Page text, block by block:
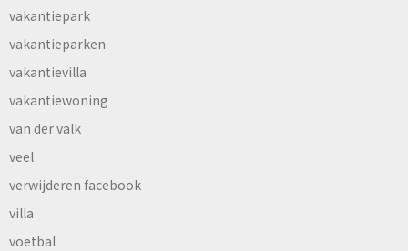
vakantiepark
vakantieparken
vakantievilla
vakantiewoning
van der valk
veel
verwijderen facebook
villa
voetbal